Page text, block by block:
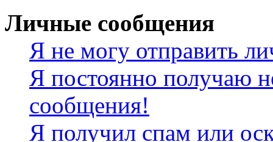
Личные сообщения
Я не могу отправить
Я постоянно получаю
сообщения!
Я получил спам или